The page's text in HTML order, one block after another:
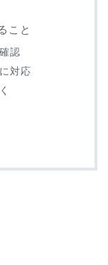
こと
認
対応